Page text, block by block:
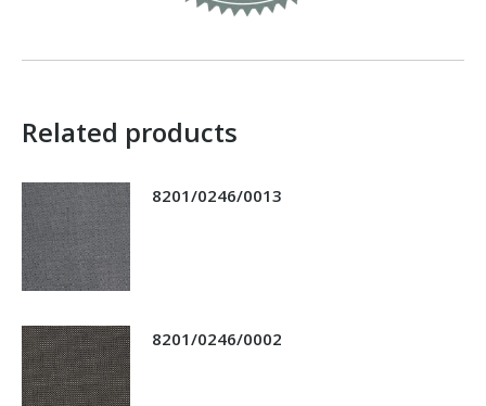
Related products
8201/0246/0013
8201/0246/0002